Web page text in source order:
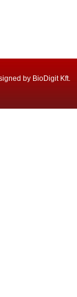
by BioDigit Kft.